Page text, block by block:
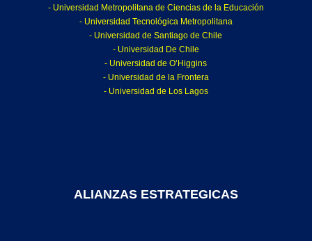
- Universidad Metropolitana de Ciencias de la Educación
- Universidad Tecnológica Metropolitana
- Universidad de Santiago de Chile
- Universidad De Chile
- Universidad de O’Higgins
- Universidad de la Frontera
- Universidad de Los Lagos
ALIANZAS ESTRATEGICAS